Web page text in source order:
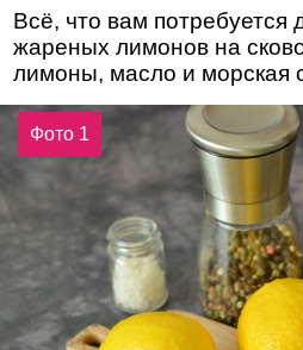
Всё, что вам потребуется
жареных лимонов на
лимоны, масло и морская
Фото 1